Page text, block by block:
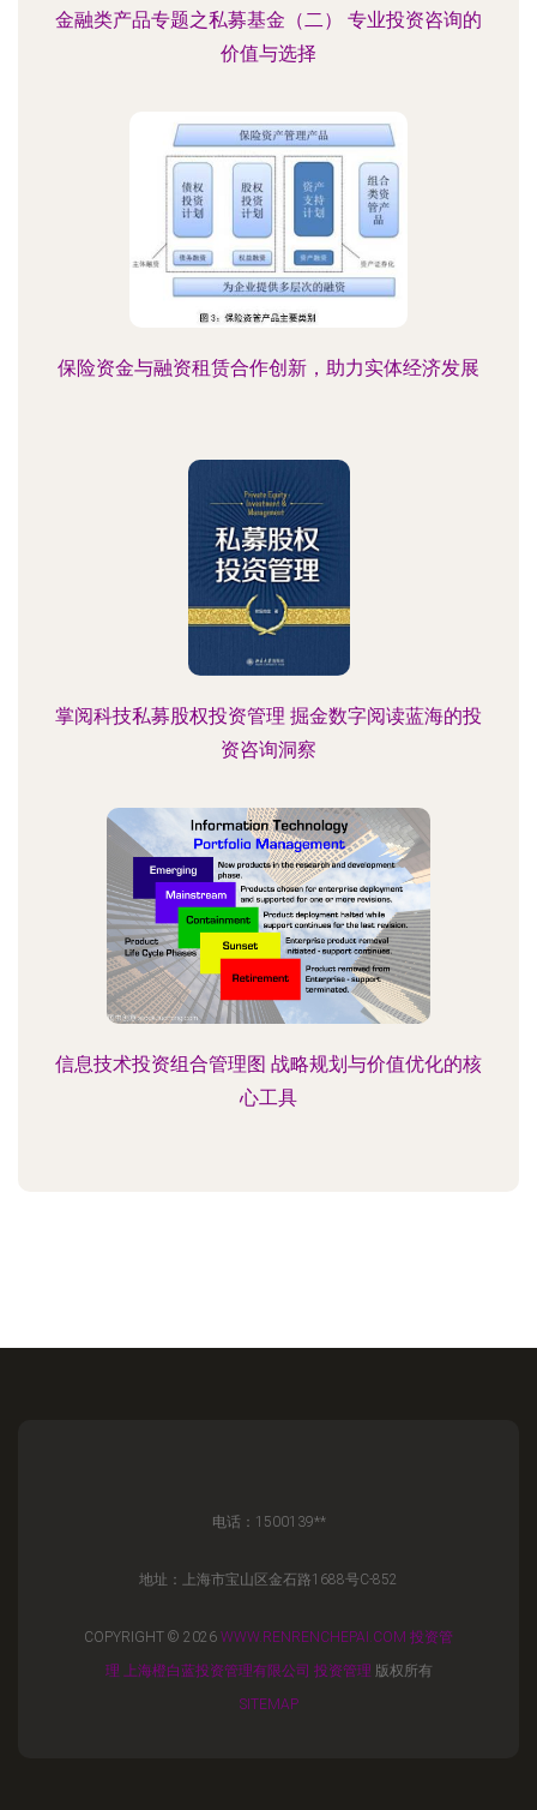
金融类产品专题之私募基金（二） 专业投资咨询的
价值与选择
保险资金与融资租赁合作创新，助力实体经济发展
掌阅科技私募股权投资管理 掘金数字阅读蓝海的投
资咨询洞察
信息技术投资组合管理图 战略规划与价值优化的核
心工具
电话：1500139**
地址：上海市宝山区金石路1688号C-852
COPYRIGHT © 2026 WWW.RENRENCHEPAI.COM 投资管
理
上海橙白蓝投资管理有限公司 投资管理 版权所有
SITEMAP